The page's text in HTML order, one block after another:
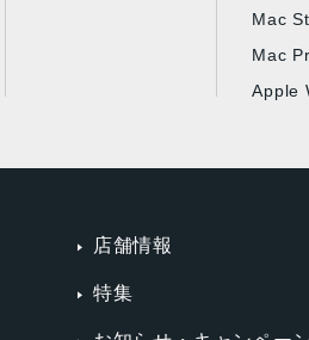
Mac
Mac
Apple
店舗情報
特集